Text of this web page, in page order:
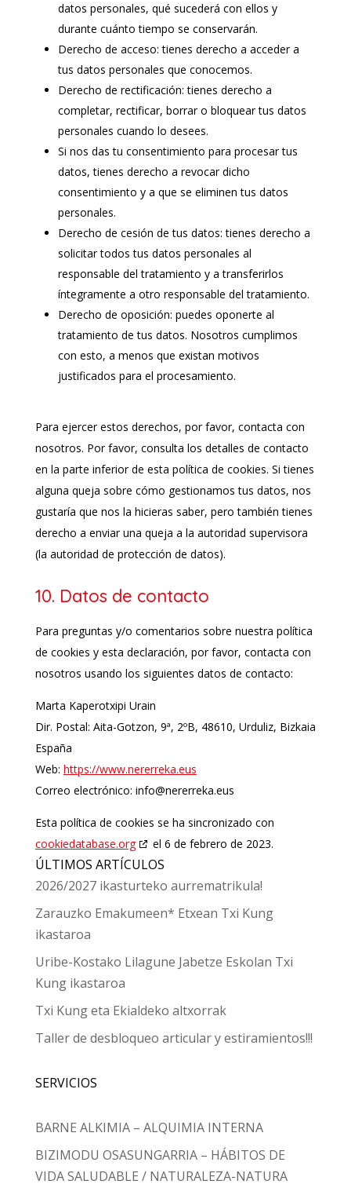
datos personales, qué sucederá con ellos y
durante cuánto tiempo se conservarán.
Derecho de acceso: tienes derecho a acceder a
tus datos personales que conocemos.
Derecho de rectificación: tienes derecho a
completar, rectificar, borrar o bloquear tus datos
personales cuando lo desees.
Si nos das tu consentimiento para procesar tus
datos, tienes derecho a revocar dicho
consentimiento y a que se eliminen tus datos
personales.
Derecho de cesión de tus datos: tienes derecho a
solicitar todos tus datos personales al
responsable del tratamiento y a transferirlos
íntegramente a otro responsable del tratamiento.
Derecho de oposición: puedes oponerte al
tratamiento de tus datos. Nosotros cumplimos
con esto, a menos que existan motivos
justificados para el procesamiento.
Para ejercer estos derechos, por favor, contacta con
nosotros. Por favor, consulta los detalles de contacto
en la parte inferior de esta política de cookies. Si tienes
alguna queja sobre cómo gestionamos tus datos, nos
gustaría que nos la hicieras saber, pero también tienes
derecho a enviar una queja a la autoridad supervisora
(la autoridad de protección de datos).
10. Datos de contacto
Para preguntas y/o comentarios sobre nuestra política
de cookies y esta declaración, por favor, contacta con
nosotros usando los siguientes datos de contacto:
Marta Kaperotxipi Urain
Dir. Postal: Aita-Gotzon, 9ª, 2ºB, 48610, Urduliz, Bizkaia
España
Web: https://www.nererreka.eus
Correo electrónico: info@nererreka.eus
Esta política de cookies se ha sincronizado con
cookiedatabase.org
el 6 de febrero de 2023.
ÚLTIMOS ARTÍCULOS
2026/2027 ikasturteko aurrematrikula!
Zarauzko Emakumeen* Etxean Txi Kung
ikastaroa
Uribe-Kostako Lilagune Jabetze Eskolan Txi
Kung ikastaroa
Txi Kung eta Ekialdeko altxorrak
Taller de desbloqueo articular y estiramientos!!!
SERVICIOS
BARNE ALKIMIA – ALQUIMIA INTERNA
BIZIMODU OSASUNGARRIA – HÁBITOS DE
VIDA SALUDABLE / NATURALEZA-NATURA